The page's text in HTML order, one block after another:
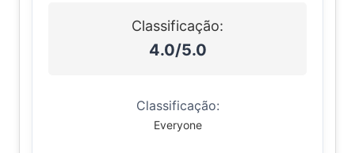
Classificação:
4.0/5.0
Classificação:
Everyone